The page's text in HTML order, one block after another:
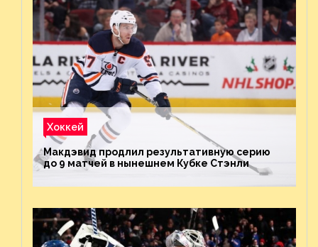
Хоккей
Макдэвид продлил результативную серию
до 9 матчей в нынешнем Кубке Стэнли